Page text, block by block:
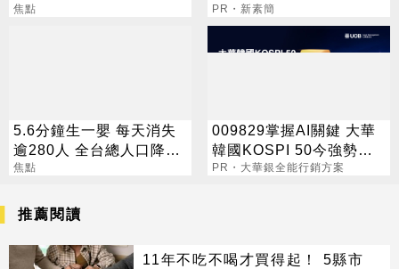
師曝正確步驟
焦點
肚囊，瘦出小蠻腰
PR・新素簡
5.6分鐘生一嬰 每天消失
逾280人 全台總人口降至
2323萬
焦點
009829掌握AI關鍵 大華
韓國KOSPI 50今強勢開
募
PR・大華銀全能行銷方案
推薦閱讀
11年不吃不喝才買得起！ 5縣市